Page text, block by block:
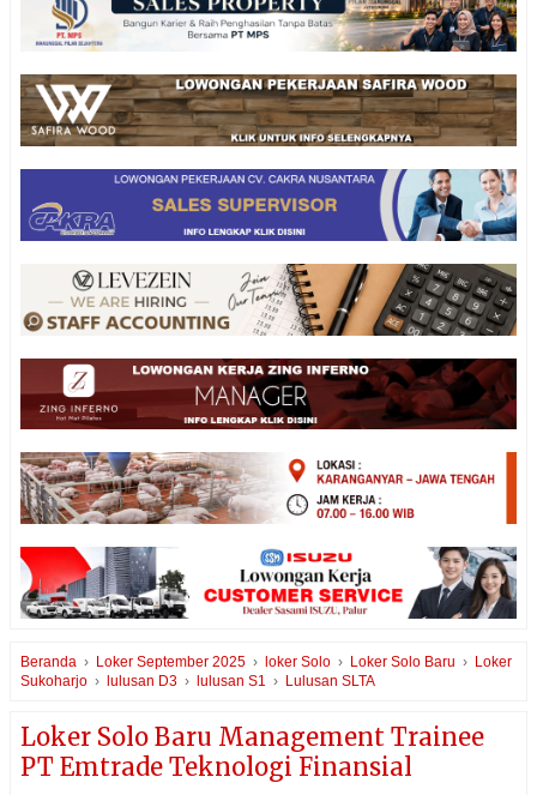
Beranda › Loker September 2025 › loker Solo › Loker Solo Baru › Loker
Sukoharjo › lulusan D3 › lulusan S1 › Lulusan SLTA
Loker Solo Baru Management Trainee
PT Emtrade Teknologi Finansial